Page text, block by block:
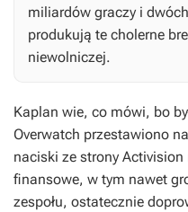
miliardów graczy i
produkują te cholerne
niewolniczej.
Kaplan wie, co mówi, bo
Overwatch przestawiono
naciski ze strony
finansowe, w tym nawet
zespołu, ostatecznie